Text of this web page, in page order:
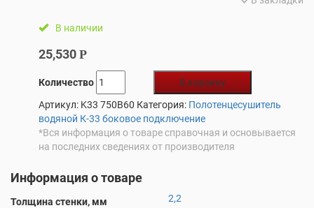
В наличии
25,530 Р
Количество
В корзину
Артикул: K33 750B60 Категория: Полотенцесушитель
водяной К-33 боковое подключение
*Вся информация о товаре справочная и основывается
на последних сведениях от производителя
Информация о товаре
Толщина стенки, мм 2,2